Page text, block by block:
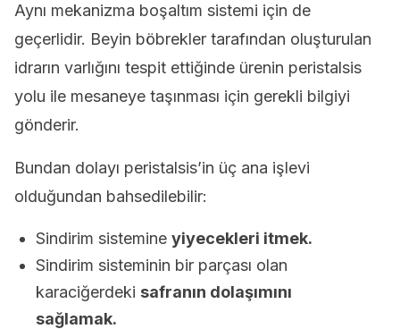
Aynı mekanizma boşaltım sistemi için de
geçerlidir. Beyin böbrekler tarafından oluşturulan
idrarın varlığını tespit ettiğinde ürenin peristalsis
yolu ile mesaneye taşınması için gerekli bilgiyi
gönderir.
Bundan dolayı peristalsis’in üç ana işlevi
olduğundan bahsedilebilir:
Sindirim sistemine yiyecekleri itmek.
Sindirim sisteminin bir parçası olan
karaciğerdeki safranın dolaşımını
sağlamak.